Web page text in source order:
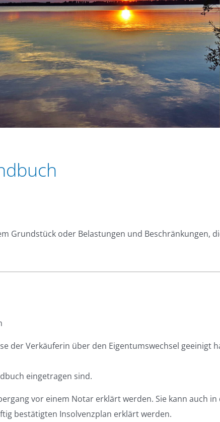
Grundstück oder Belastungen und Beschränkungen,
der Verkäuferin über den Eigentumswechsel geeinigt
eingetragen sind.
vor einem Notar erklärt werden. Sie kann auch in
bestätigten Insolvenzplan erklärt werden.